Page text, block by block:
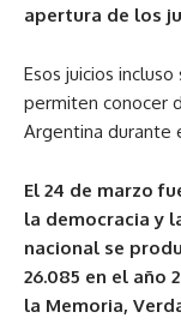
apertura de los
Esos juicios
permiten conocer
Argentina durante
El 24 de marzo
la democracia y
nacional se
26.085 en el año
la Memoria,